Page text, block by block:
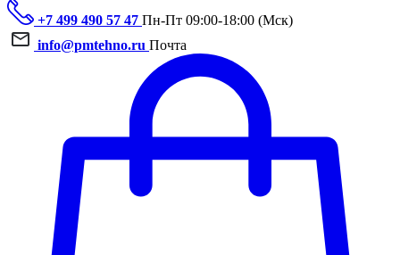
+7 499 490 57 47 Пн-Пт 09:00-18:00 (Мск)
info@pmtehno.ru Почта